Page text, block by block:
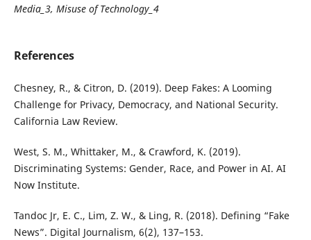
Media_3, Misuse of Technology_4
References
Chesney, R., & Citron, D. (2019). Deep Fakes: A Looming
Challenge for Privacy, Democracy, and National Security.
California Law Review.
West, S. M., Whittaker, M., & Crawford, K. (2019).
Discriminating Systems: Gender, Race, and Power in AI. AI
Now Institute.
Tandoc Jr, E. C., Lim, Z. W., & Ling, R. (2018). Defining “Fake
News”. Digital Journalism, 6(2), 137–153.